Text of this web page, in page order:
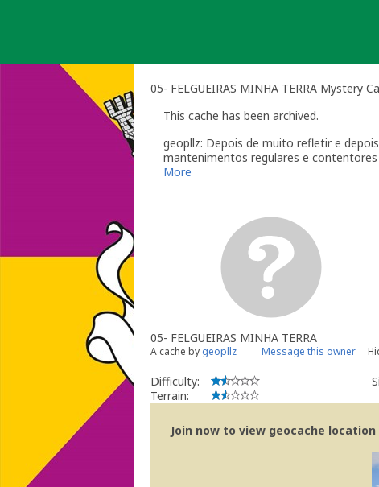
05- FELGUEIRAS MINHA TERRA Mystery
This cache has been archived.
geopllz: Depois de muito refletir e
mantenimentos regulares e
entre outras, as caches nao resistem.
More
05- FELGUEIRAS MINHA TERRA
A cache by geopllz Message this owner
Difficulty:
Terrain:
Join now to view geocache